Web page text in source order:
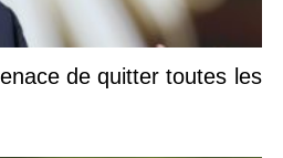
de quitter toutes les